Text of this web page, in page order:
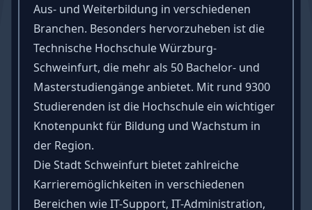
Aus- und Weiterbildung in verschiedenen
Branchen. Besonders hervorzuheben ist die
Technische Hochschule Würzburg-
Schweinfurt, die mehr als 50 Bachelor- und
Masterstudiengänge anbietet. Mit rund 9300
Studierenden ist die Hochschule ein wichtiger
Knotenpunkt für Bildung und Wachstum in
der Region.
Die Stadt Schweinfurt bietet zahlreiche
Karrieremöglichkeiten in verschiedenen
Bereichen wie IT-Support, IT-Administration,